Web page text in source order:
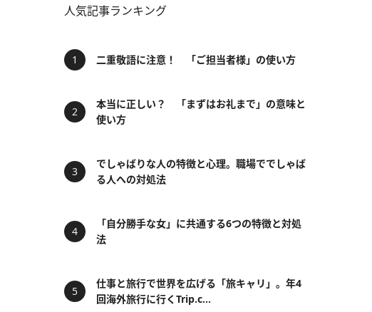
人気記事ランキング
二重敬語に注意！ 「ご担当者様」の使い方
本当に正しい？ 「まずはお礼まで」の意味と
使い方
でしゃばりな人の特徴と心理。職場ででしゃば
る人への対処法
「自分勝手な女」に共通する6つの特徴と対処
法
仕事と旅行で世界を広げる「旅キャリ」。年4
回海外旅行に行くTrip.c...